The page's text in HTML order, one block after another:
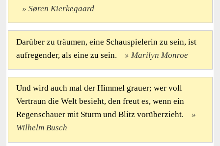
Søren Kierkegaard
Darüber zu träumen, eine Schauspielerin zu sein, ist
aufregender, als eine zu sein.
Marilyn Monroe
Und wird auch mal der Himmel grauer; wer voll
Vertraun die Welt besieht, den freut es, wenn ein
Regenschauer mit Sturm und Blitz vorüberzieht.
Wilhelm Busch